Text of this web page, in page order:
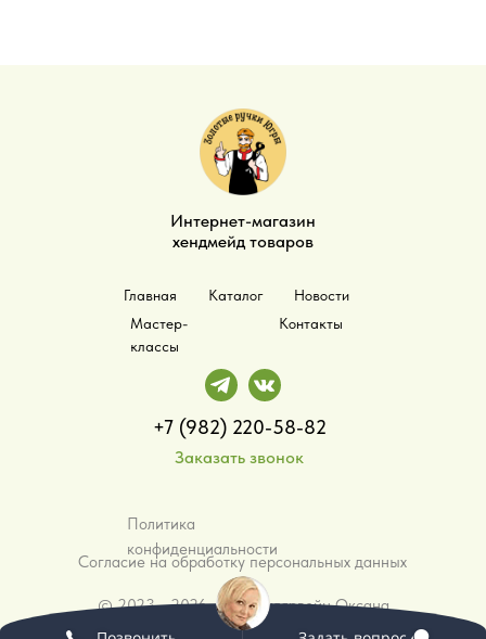
Интернет-магазин
хендмейд товаров
Главная Каталог
Новости
Мастер-
классы
Контакты
+7 (982) 220-58-82
©️ 2023 - 2026 - ИП Малярвейн Оксана
Анатольевна
Заказать звонок
Политика
конфиденциальности
Согласие на обработку персональных данных